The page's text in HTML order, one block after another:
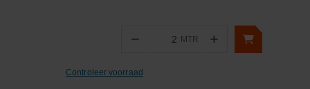
− Aantal
MTR +
Controleer voorraad